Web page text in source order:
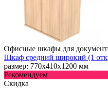
Офисные шкафы для
Шкаф средний широкий (1
размер: 770х410х1200 мм
Рекомендуем
Скидка